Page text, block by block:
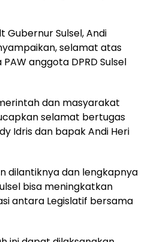
Gubernur Sulsel, Andi
selamat atas
anggota DPRD Sulsel
dan masyarakat
selamat bertugas
Idris dan bapak Andi Heri
dilantiknya dan lengkapnya
bisa meningkatkan
antara Legislatif bersama